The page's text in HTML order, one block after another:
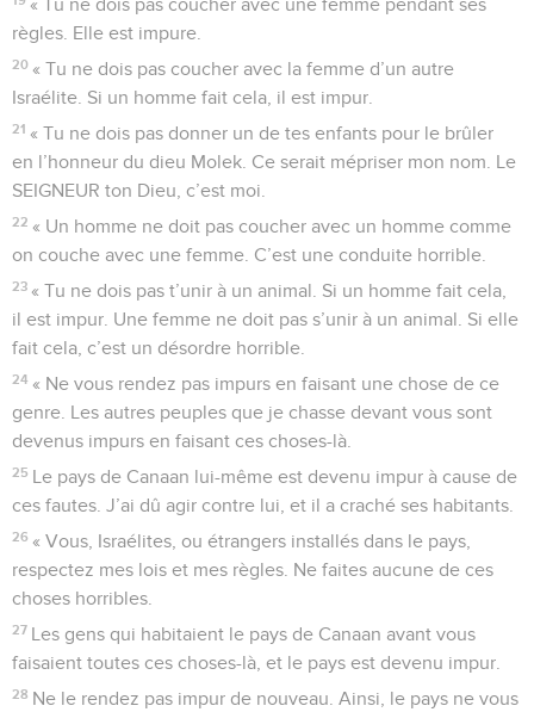
« Tu ne dois pas coucher avec une femme pendant ses
règles. Elle est impure.
20 « Tu ne dois pas coucher avec la femme d’un autre
Israélite. Si un homme fait cela, il est impur.
21 « Tu ne dois pas donner un de tes enfants pour le brûler
en l’honneur du dieu Molek. Ce serait mépriser mon nom. Le
SEIGNEUR ton Dieu, c’est moi.
22 « Un homme ne doit pas coucher avec un homme comme
on couche avec une femme. C’est une conduite horrible.
23 « Tu ne dois pas t’unir à un animal. Si un homme fait cela,
il est impur. Une femme ne doit pas s’unir à un animal. Si elle
fait cela, c’est un désordre horrible.
24 « Ne vous rendez pas impurs en faisant une chose de ce
genre. Les autres peuples que je chasse devant vous sont
devenus impurs en faisant ces choses-là.
25 Le pays de Canaan lui-même est devenu impur à cause de
ces fautes. J’ai dû agir contre lui, et il a craché ses habitants.
26 « Vous, Israélites, ou étrangers installés dans le pays,
respectez mes lois et mes règles. Ne faites aucune de ces
choses horribles.
27 Les gens qui habitaient le pays de Canaan avant vous
faisaient toutes ces choses-là, et le pays est devenu impur.
28 Ne le rendez pas impur de nouveau. Ainsi, le pays ne vous